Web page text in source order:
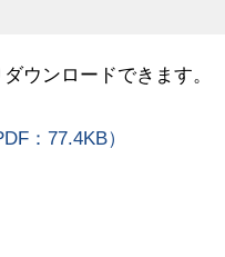
ウンロードできます。
：77.4KB）